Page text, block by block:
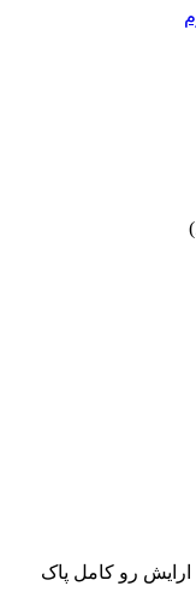
)
رو کامل پاک